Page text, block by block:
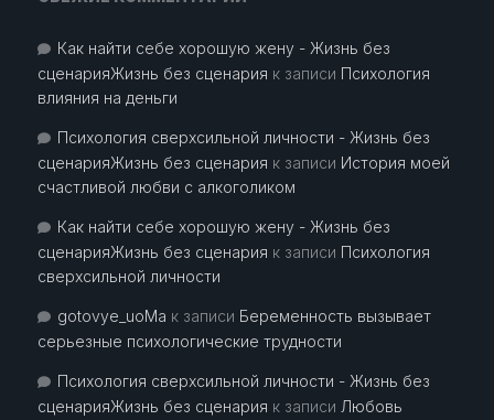
Как найти себе хорошую жену - Жизнь без
сценарияЖизнь без сценария к записи Психология
влияния на деньги
Психология сверхсильной личности - Жизнь без
сценарияЖизнь без сценария к записи История моей
счастливой любви с алкоголиком
Как найти себе хорошую жену - Жизнь без
сценарияЖизнь без сценария к записи Психология
сверхсильной личности
gotovye_uoMa к записи Беременность вызывает
серьезные психологические трудности
Психология сверхсильной личности - Жизнь без
сценарияЖизнь без сценария к записи Любовь